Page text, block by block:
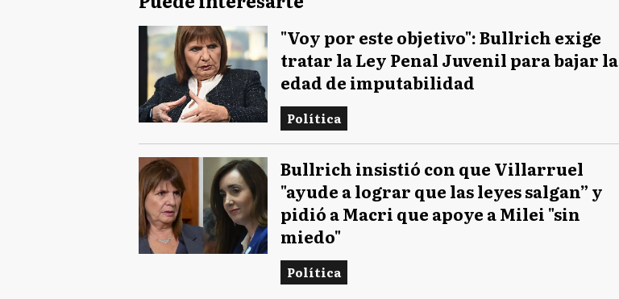
"Voy por este objetivo": Bullrich exige
tratar la Ley Penal Juvenil para bajar la
edad de imputabilidad
Política
Bullrich insistió con que Villarruel
"ayude a lograr que las leyes salgan” y
pidió a Macri que apoye a Milei "sin
miedo"
Política